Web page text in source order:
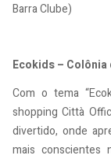
Barra Clube)
Ecokids – Colônia
Com o tema
shopping Città
divertido, onde
mais conscientes